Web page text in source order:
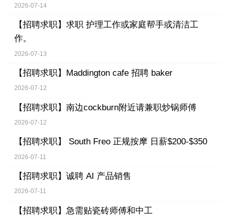
2026-07-14
【招聘求职】 求职 护理工作或家庭帮手或清洁工
作。
2026-07-13
【招聘求职】 Maddington cafe 招聘 baker
2026-07-12
【招聘求职】 南边cockburn附近请兼职炒锅师傅
2026-07-12
【招聘求职】 South Freo 正规按摩 日薪$200-$350
2026-07-11
【招聘求职】 诚聘 AI 产品销售
2026-07-11
【招聘求职】 急需贴瓷砖师傅和中工